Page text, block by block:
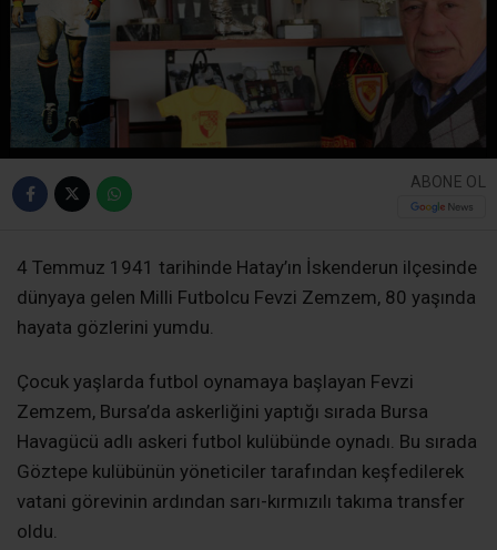
ABONE OL
4 Temmuz 1941 tarihinde Hatay’ın İskenderun ilçesinde
dünyaya gelen Milli Futbolcu Fevzi Zemzem, 80 yaşında
hayata gözlerini yumdu.
Çocuk yaşlarda futbol oynamaya başlayan Fevzi
Zemzem, Bursa’da askerliğini yaptığı sırada Bursa
Havagücü adlı askeri futbol kulübünde oynadı. Bu sırada
Göztepe kulübünün yöneticiler tarafından keşfedilerek
vatani görevinin ardından sarı-kırmızılı takıma transfer
oldu.